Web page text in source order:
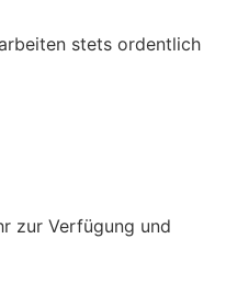
stets ordentlich
zur Verfügung und